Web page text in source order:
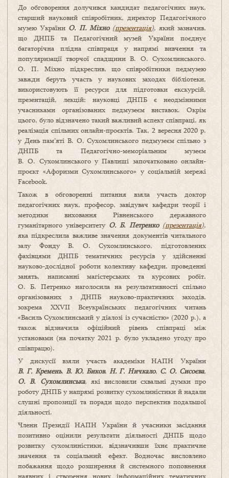
До обговорення долучився кандидат педагогічних наук,
старший науковий співробітник, директор Педагогічного
музею України О. П. Міхно (презентація), який зазначив,
що ДНПБ та Педагогічний музей України поєднує
багаторічна плідна співпраця у напрямі вивчення та
популяризації творчої спадщини В. О. Сухомлинського.
О. П. Міхно підкреслив, що співробітники педмузею
завжди беруть участь у наукових заходах бібліотеки,
використовують її ресурси для підготовки екскурсій,
презентацій, лекцій; науковці ДНПБ є неодмінними
учасниками організованих педмузеєм виставок. Окрім
цього, було відзначено такий важливий аспект співпраці, як
реалізація спільних онлайн-проєктів. Так, 2 вересня 2020 р.
у День пам’яті В. О. Сухомлинського педмузеєм спільно з
ДНПБ та Педагогічно-меморіальним музеєм
В. О. Сухомлинського у Павлиші започатковано онлайн-
проєкт «Афоризми Сухомлинського» у соціальній мережі
Facebook.
Також в обговоренні питання взяла участь доктор
педагогічних наук, професор, завідувач кафедри теорії і
методики виховання Рівненського державного
гуманітарного університету О. Б. Петренко (презентація),
яка підкреслила важливе значення документів читального
залу Фонду В. О. Сухомлинського, підготовлених
фахівцями ДНПБ тематичних ресурсів у здійсненні
науково-дослідної роботи колективу кафедри, проведенні
занять, написанні магістерських та курсових робіт.
О. Б. Петренко наголосила на результативності спільно
організованих з ДНПБ науково-практичних заходів,
зокрема XXVIІ Всеукраїнських педагогічних читань
«Василь Сухомлинський у діалозі із сучасністю» (2020 р.), а
також відзначила офіційний рівень співпраці між
установами (на початку 2021 р. було укладено угоду про
співпрацю).
У дискусії взяли участь академіки НАПН України
В. Г. Кремень, В. Ю. Биков, Н. Г. Ничкало, С. О. Сисоєва,
О. В. Сухомлинська, які висловили схвальні думки про
роботу ДНПБ у напрямі розвитку сухомлиністики й надали
слушні пропозиції та поради щодо перспектив подальшої
діяльності.
Члени Президії НАПН України й учасники засідання
позитивно оцінили результати діяльності ДНПБ щодо
розвитку сухомлиністики, відзначивши їхнє практичне
значення та соціальний ефект. Водночас висловлено
побажання щодо розширення й системного поповнення
наявних і створення нових інформаційних тематичних